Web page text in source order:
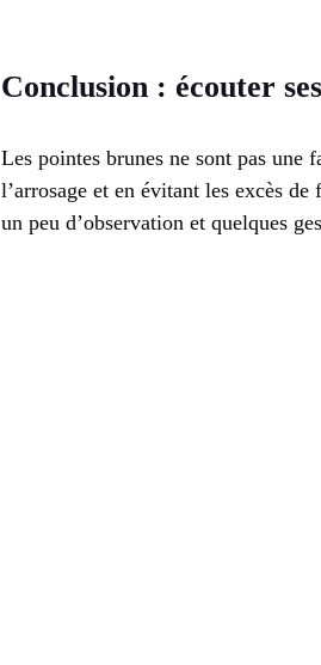
Conclusion : écouter
Les pointes brunes ne sont pas une
l’arrosage et en évitant les excès
un peu d’observation et quelques